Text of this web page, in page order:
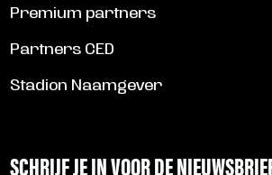
Premium partners
Partners CED
Stadion Naamgever
SCHRIJF JE IN VOOR DE